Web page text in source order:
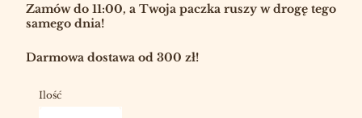
Zamów do 11:00, a Twoja paczka ruszy w drogę tego
samego dnia!
Darmowa dostawa od 300 zł!
Ilość